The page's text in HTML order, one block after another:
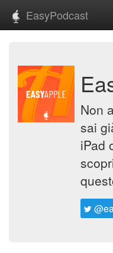
EasyPodcast
Non
sai
iPad